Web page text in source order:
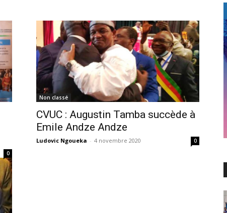
0
Non classé
CVUC : Augustin Tamba succède à
Emile Andze Andze
Ludovic Ngoueka - 4 novembre 2020 0